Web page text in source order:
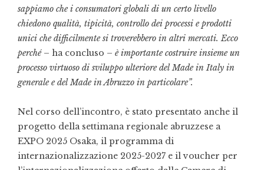
sappiamo che i consumatori globali di un certo livello
chiedono qualità, tipicità, controllo dei processi e prodotti
unici che difficilmente si troverebbero in altri mercati. Ecco
perché– ha concluso – è importante costruire insieme un
processo virtuoso di sviluppo ulteriore del Made in Italy in
generale e del Made in Abruzzo in particolare”.
Nel corso dell’incontro, è stato presentato anche il
progetto della settimana regionale abruzzese a
EXPO 2025 Osaka, il programma di
internazionalizzazione 2025-2027 e il voucher per